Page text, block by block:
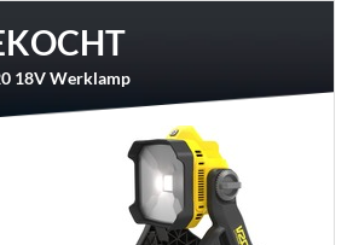
18V Werklamp